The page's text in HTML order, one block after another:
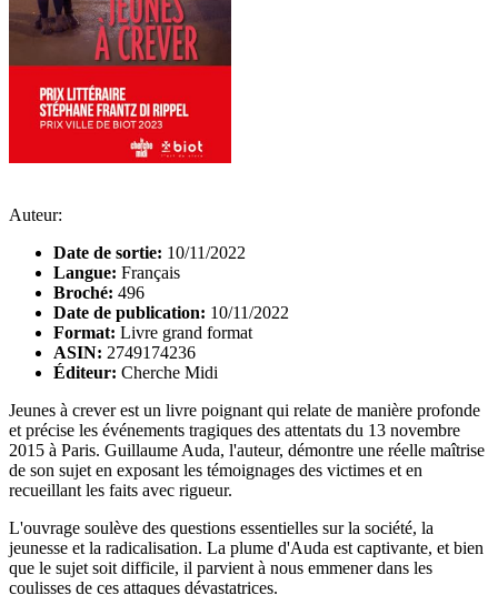
Auteur:
Date de sortie: 10/11/2022
Langue: Français
Broché: 496
Date de publication: 10/11/2022
Format: Livre grand format
ASIN: 2749174236
Éditeur: Cherche Midi
Jeunes à crever est un livre poignant qui relate de manière profonde
et précise les événements tragiques des attentats du 13 novembre
2015 à Paris. Guillaume Auda, l'auteur, démontre une réelle maîtrise
de son sujet en exposant les témoignages des victimes et en
recueillant les faits avec rigueur.
L'ouvrage soulève des questions essentielles sur la société, la
jeunesse et la radicalisation. La plume d'Auda est captivante, et bien
que le sujet soit difficile, il parvient à nous emmener dans les
coulisses de ces attaques dévastatrices.